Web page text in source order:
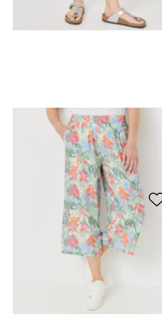
Leichte Culotte m. Blumenmuster 29,99 € 19,99 €